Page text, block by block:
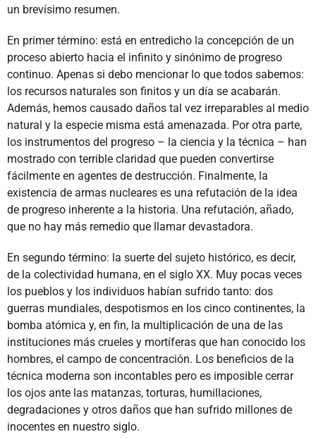
un brevísimo resumen.
En primer término: está en entredicho la concepción de un
proceso abierto hacia el infinito y sinónimo de progreso
continuo. Apenas si debo mencionar lo que todos sabemos:
los recursos naturales son finitos y un día se acabarán.
Además, hemos causado daños tal vez irreparables al medio
natural y la especie misma está amenazada. Por otra parte,
los instrumentos del progreso – la ciencia y la técnica – han
mostrado con terrible claridad que pueden convertirse
fácilmente en agentes de destrucción. Finalmente, la
existencia de armas nucleares es una refutación de la idea
de progreso inherente a la historia. Una refutación, añado,
que no hay más remedio que llamar devastadora.
En segundo término: la suerte del sujeto histórico, es decir,
de la colectividad humana, en el siglo XX. Muy pocas veces
los pueblos y los individuos habían sufrido tanto: dos
guerras mundiales, despotismos en los cinco continentes, la
bomba atómica y, en fin, la multiplicación de una de las
instituciones más crueles y mortíferas que han conocido los
hombres, el campo de concentración. Los beneficios de la
técnica moderna son incontables pero es imposible cerrar
los ojos ante las matanzas, torturas, humillaciones,
degradaciones y otros daños que han sufrido millones de
inocentes en nuestro siglo.